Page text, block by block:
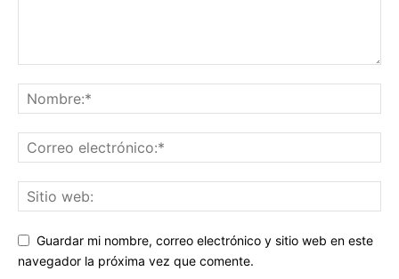
Guardar mi nombre, correo electrónico y sitio web en este
navegador la próxima vez que comente.